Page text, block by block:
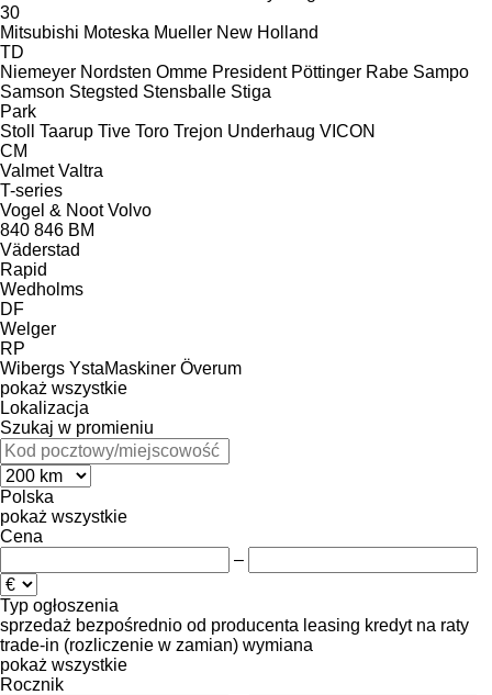
30
Mitsubishi Moteska Mueller New Holland
TD
Niemeyer Nordsten Omme President Pöttinger Rabe Sampo
Samson Stegsted Stensballe Stiga
Park
Stoll
Taarup Tive Toro Trejon Underhaug VICON
CM
Valmet Valtra
T-series
Vogel & Noot Volvo
840 846 BM
Väderstad
Rapid
Wedholms
DF
Welger
RP
Wibergs YstaMaskiner Överum
pokaż wszystkie
Lokalizacja
Szukaj w promieniu
Polska
pokaż wszystkie
Cena
–
Typ ogłoszenia
sprzedaż bezpośrednio od producenta leasing kredyt na raty
trade-in (rozliczenie w zamian) wymiana
pokaż wszystkie
Rocznik